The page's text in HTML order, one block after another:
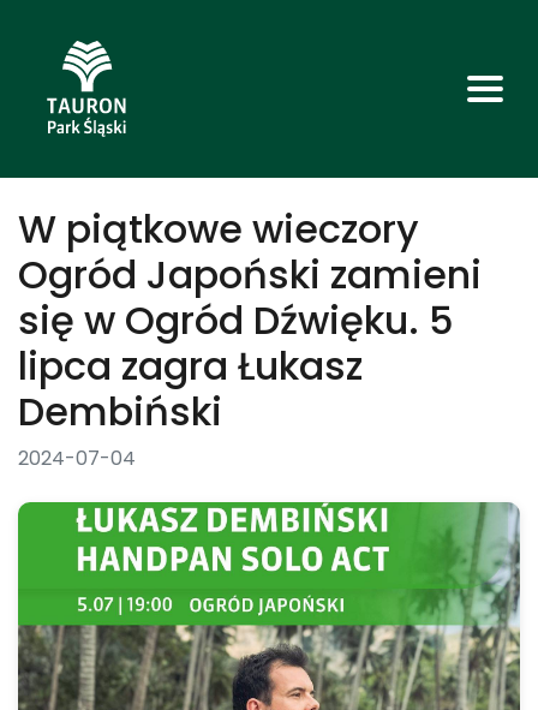
W piątkowe wieczory
Ogród Japoński zamieni
się w Ogród Dźwięku. 5
lipca zagra Łukasz
Dembiński
2024-07-04